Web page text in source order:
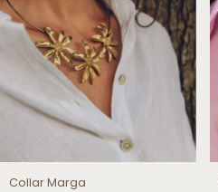
Collar Marga